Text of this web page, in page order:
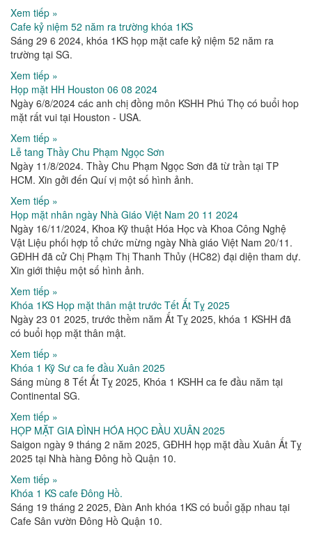
Xem tiếp »
Cafe kỷ niệm 52 năm ra trường khóa 1KS
Sáng 29 6 2024, khóa 1KS họp mặt cafe kỷ niệm 52 năm ra
trường tại SG.
Xem tiếp »
Họp mặt HH Houston 06 08 2024
Ngày 6/8/2024 các anh chị đồng môn KSHH Phú Thọ có buổi hop
mặt rất vui tại Houston - USA.
Xem tiếp »
Lễ tang Thầy Chu Phạm Ngọc Sơn
Ngày 11/8/2024. Thầy Chu Phạm Ngọc Sơn đã từ trần tại TP
HCM. Xin gởi đến Quí vị một số hình ảnh.
Xem tiếp »
Họp mặt nhân ngày Nhà Giáo Việt Nam 20 11 2024
Ngày 16/11/2024, Khoa Kỹ thuật Hóa Học và Khoa Công Nghệ
Vật Liệu phối hợp tổ chức mừng ngày Nhà giáo Việt Nam 20/11.
GĐHH đã cử Chị Phạm Thị Thanh Thủy (HC82) đại diện tham dự.
Xin giới thiệu một số hình ảnh.
Xem tiếp »
Khóa 1KS Họp mặt thân mật trước Tết Ất Tỵ 2025
Ngày 23 01 2025, trước thềm năm Ất Tỵ 2025, khóa 1 KSHH đã
có buổi họp mặt thân mật.
Xem tiếp »
Khóa 1 Kỹ Sư ca fe đầu Xuân 2025
Sáng mùng 8 Tết Ất Tỵ 2025, Khóa 1 KSHH ca fe đầu năm tại
Continental SG.
Xem tiếp »
HỌP MẶT GIA ĐÌNH HÓA HỌC ĐẦU XUÂN 2025
Saigon ngày 9 tháng 2 năm 2025, GĐHH họp mặt đầu Xuân Ất Tỵ
2025 tại Nhà hàng Đông hồ Quận 10.
Xem tiếp »
Khóa 1 KS cafe Đông Hồ.
Sáng 19 tháng 2 2025, Đàn Anh khóa 1KS có buổi gặp nhau tại
Cafe Sân vườn Đông Hồ Quận 10.